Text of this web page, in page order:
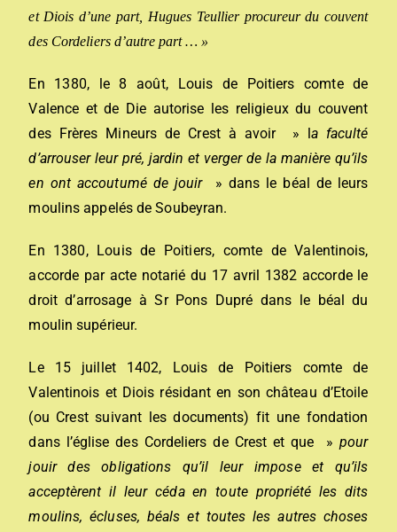
et Diois d’une part, Hugues Teullier procureur du couvent
des Cordeliers d’autre part … »
En 1380, le 8 août, Louis de Poitiers comte de
Valence et de Die autorise les religieux du couvent
des Frères Mineurs de Crest à avoir » la faculté
d’arrouser leur pré, jardin et verger de la manière qu’ils
en ont accoutumé de jouir» dans le béal de leurs
moulins appelés de Soubeyran.
En 1380, Louis de Poitiers, comte de Valentinois,
accorde par acte notarié du 17 avril 1382 accorde le
droit d’arrosage à Sr Pons Dupré dans le béal du
moulin supérieur.
Le 15 juillet 1402, Louis de Poitiers comte de
Valentinois et Diois résidant en son château d’Etoile
(ou Crest suivant les documents) fit une fondation
dans l’église des Cordeliers de Crest et que »pour
jouir des obligations qu’il leur impose et qu’ils
acceptèrent il leur céda en toute propriété les dits
moulins, écluses, béals et toutes les autres choses